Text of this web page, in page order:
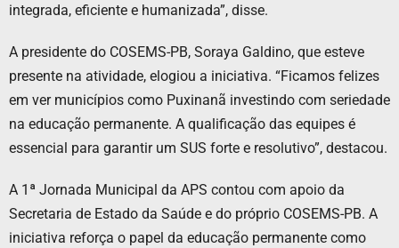
integrada, eficiente e humanizada”, disse.
A presidente do COSEMS-PB, Soraya Galdino, que esteve
presente na atividade, elogiou a iniciativa. “Ficamos felizes
em ver municípios como Puxinanã investindo com seriedade
na educação permanente. A qualificação das equipes é
essencial para garantir um SUS forte e resolutivo”, destacou.
A 1ª Jornada Municipal da APS contou com apoio da
Secretaria de Estado da Saúde e do próprio COSEMS-PB. A
iniciativa reforça o papel da educação permanente como